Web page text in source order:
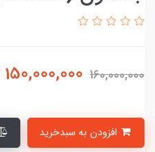
160,000,000
150,000,000